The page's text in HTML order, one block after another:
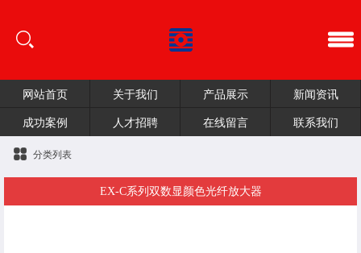
网站首页 关于我们 产品展示
新闻资讯
成功案例
人才招聘 在线留言 联系我们
分类列表
EX-C系列双数显颜色光纤放大器